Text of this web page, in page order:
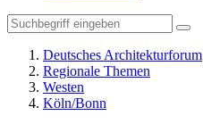
Deutsches Architekturforum
Regionale Themen
Westen
Köln/Bonn